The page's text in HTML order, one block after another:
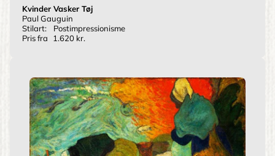
Kvinder Vasker Tøj
Paul Gauguin
Stilart:
Postimpressionisme
Pris fra
1.620 kr.